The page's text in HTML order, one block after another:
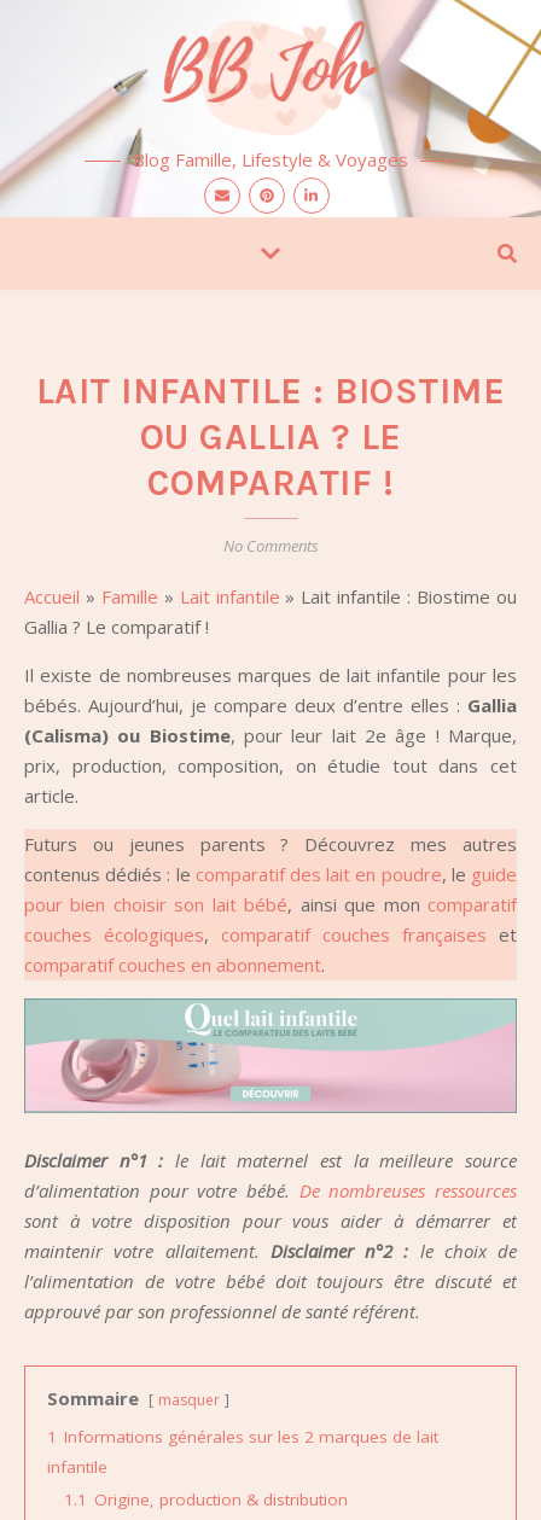
Blog Famille, Lifestyle & Voyages
LAIT INFANTILE : BIOSTIME
OU GALLIA ? LE
COMPARATIF !
No Comments
Accueil » Famille » Lait infantile » Lait infantile : Biostime ou
Gallia ? Le comparatif !
Il existe de nombreuses marques de lait infantile pour les
bébés. Aujourd’hui, je compare deux d’entre elles : Gallia
(Calisma) ou Biostime, pour leur lait 2e âge ! Marque,
prix, production, composition, on étudie tout dans cet
article.
Futurs ou jeunes parents ? Découvrez mes autres
contenus dédiés : le comparatif des lait en poudre, le guide
pour bien choisir son lait bébé, ainsi que mon comparatif
couches écologiques, comparatif couches françaises et
comparatif couches en abonnement.
Disclaimer n°1 : le lait maternel est la meilleure source
d’alimentation pour votre bébé. De nombreuses ressources
sont à votre disposition pour vous aider à démarrer et
maintenir votre allaitement. Disclaimer n°2 : le choix de
l’alimentation de votre bébé doit toujours être discuté et
approuvé par son professionnel de santé référent.
Sommaire masquer
1 Informations générales sur les 2 marques de lait
infantile
1.1 Origine, production & distribution